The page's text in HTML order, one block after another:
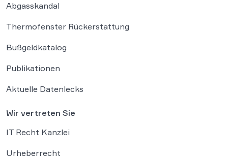
Abgasskandal
Thermofenster Rückerstattung
Bußgeldkatalog
Publikationen
Aktuelle Datenlecks
Wir vertreten Sie
IT Recht Kanzlei
Urheberrecht